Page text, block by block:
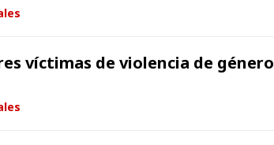
víctimas de violencia de género